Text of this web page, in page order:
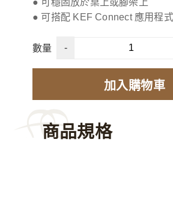
● 可搭配 KEF Connect 應用程
數量 -
加入購物車
商品規格